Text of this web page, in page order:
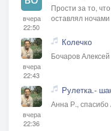
вчера
22:50
Прости за то,
оставлял
вчера
22:43
Колечко
Бочаров
вчера
22:36
Рулетка.-
Анна Р.,